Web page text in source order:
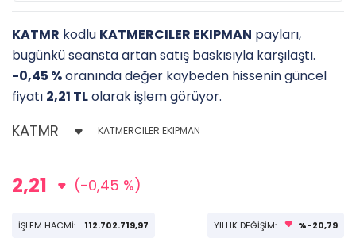
KATMR kodlu KATMERCILER EKIPMAN payları,
bugünkü seansta artan satış baskısıyla karşılaştı.
-0,45 %oranında değer kaybeden hissenin güncel
fiyatı 2,21 TLolarak işlem görüyor.
KATMERCILER EKIPMAN
2,21 (-0,45 %)
İŞLEM HACMİ: 112.702.719,97 YILLIK DEĞİŞİM: %-20,79